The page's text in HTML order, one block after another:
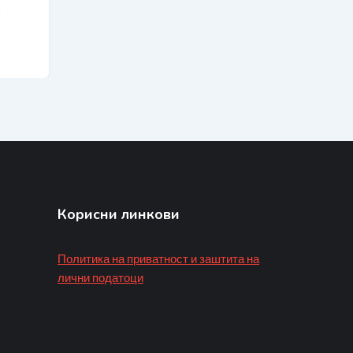
Корисни линкови
Политика на приватност и заштита на
лични податоци